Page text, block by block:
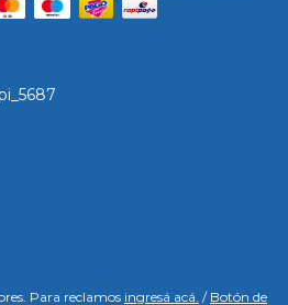
Para reclamos ingresá acá. / Botón de